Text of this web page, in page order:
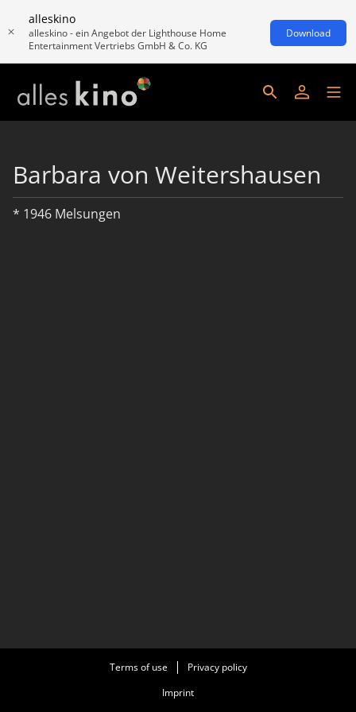
alleskino
alleskino - ein Angebot der Lighthouse Home
Entertainment Vertriebs GmbH & Co. KG
Download
Barbara von Weitershausen
* 1946 Melsungen
Terms of use
Privacy policy
Imprint